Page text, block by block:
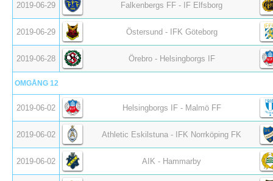
2019-06-29 Falkenbergs FF - IF Elfsborg
2019-06-29 Östersund - IFK Göteborg
2019-06-28 Örebro - Helsingborgs IF
OMGÅNG 12
2019-06-02 Helsingborgs IF - Malmö FF
2019-06-02 Athletic Eskilstuna - IFK Norrköping FK
2019-06-02 AIK - Hammarby